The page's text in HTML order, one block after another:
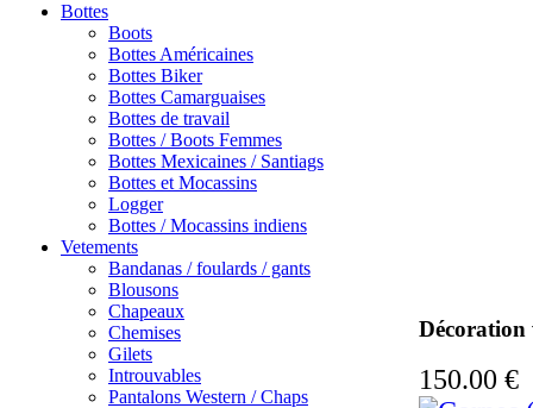
Bottes
Boots
Bottes Américaines
Bottes Biker
Bottes Camarguaises
Bottes de travail
Bottes / Boots Femmes
Bottes Mexicaines / Santiags
Bottes et Mocassins
Logger
Bottes / Mocassins indiens
Vetements
Bandanas / foulards / gants
Blousons
Chapeaux
Chemises
Gilets
Introuvables
Pantalons Western / Chaps
Décoration
150.00 €